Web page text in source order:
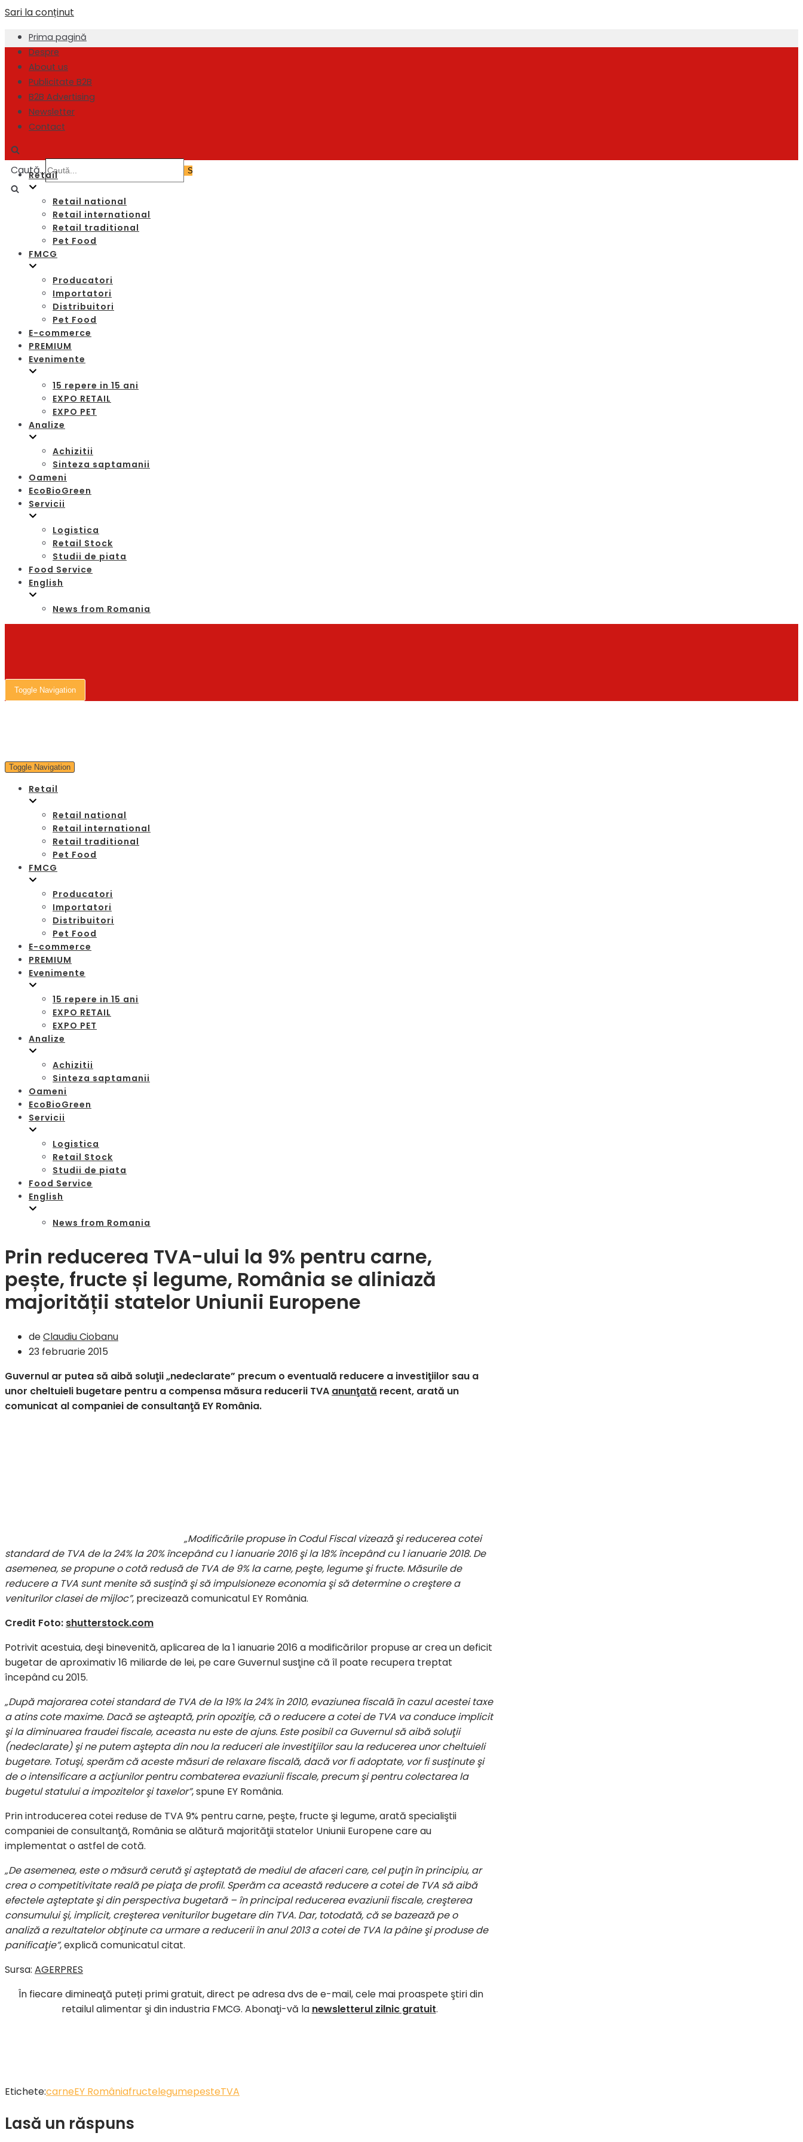
Sari la conținut
Prima pagină
Despre
About us
Publicitate B2B
B2B Advertising
Newsletter
Contact
Caută...
Retail
Retail national
Retail international
Retail traditional
Pet Food
FMCG
Producatori
Importatori
Distribuitori
Pet Food
E-commerce
PREMIUM
Evenimente
15 repere in 15 ani
EXPO RETAIL
EXPO PET
Analize
Achizitii
Sinteza saptamanii
Oameni
EcoBioGreen
Servicii
Logistica
Retail Stock
Studii de piata
Food Service
English
News from Romania
Toggle Navigation
Toggle Navigation
Retail
Retail national
Retail international
Retail traditional
Pet Food
FMCG
Producatori
Importatori
Distribuitori
Pet Food
E-commerce
PREMIUM
Evenimente
15 repere in 15 ani
EXPO RETAIL
EXPO PET
Analize
Achizitii
Sinteza saptamanii
Oameni
EcoBioGreen
Servicii
Logistica
Retail Stock
Studii de piata
Food Service
English
News from Romania
Prin reducerea TVA-ului la 9% pentru carne,
pește, fructe și legume, România se aliniază
majorității statelor Uniunii Europene
deClaudiu Ciobanu
23 februarie 2015
Guvernul ar putea să aibă soluţii „nedeclarate” precum o eventuală reducere a investiţiilor sau a
unor cheltuieli bugetare pentru a compensa măsura reducerii TVA anunţată recent, arată un
comunicat al companiei de consultanţă EY România.
„Modificările propuse în Codul Fiscal vizează şi reducerea cotei
standard de TVA de la 24% la 20% începând cu 1 ianuarie 2016 şi la 18% începând cu 1 ianuarie 2018. De
asemenea, se propune o cotă redusă de TVA de 9% la carne, peşte, legume şi fructe. Măsurile de
reducere a TVA sunt menite să susţină şi să impulsioneze economia şi să determine o creştere a
veniturilor clasei de mijloc”, precizează comunicatul EY România.
Credit Foto: shutterstock.com
Potrivit acestuia, deşi binevenită, aplicarea de la 1 ianuarie 2016 a modificărilor propuse ar crea un deficit
bugetar de aproximativ 16 miliarde de lei, pe care Guvernul susţine că îl poate recupera treptat
începând cu 2015.
„După majorarea cotei standard de TVA de la 19% la 24% în 2010, evaziunea fiscală în cazul acestei taxe
a atins cote maxime. Dacă se aşteaptă, prin opoziţie, că o reducere a cotei de TVA va conduce implicit
şi la diminuarea fraudei fiscale, aceasta nu este de ajuns. Este posibil ca Guvernul să aibă soluţii
(nedeclarate) şi ne putem aştepta din nou la reduceri ale investiţiilor sau la reducerea unor cheltuieli
bugetare. Totuşi, sperăm că aceste măsuri de relaxare fiscală, dacă vor fi adoptate, vor fi susţinute şi
de o intensificare a acţiunilor pentru combaterea evaziunii fiscale, precum şi pentru colectarea la
bugetul statului a impozitelor şi taxelor”, spune EY România.
Prin introducerea cotei reduse de TVA 9% pentru carne, peşte, fructe şi legume, arată specialiştii
companiei de consultanţă, România se alătură majorităţii statelor Uniunii Europene care au
implementat o astfel de cotă.
„De asemenea, este o măsură cerută şi aşteptată de mediul de afaceri care, cel puţin în principiu, ar
crea o competitivitate reală pe piaţa de profil. Sperăm ca această reducere a cotei de TVA să aibă
efectele aşteptate şi din perspectiva bugetară – în principal reducerea evaziunii fiscale, creşterea
consumului şi, implicit, creşterea veniturilor bugetare din TVA. Dar, totodată, că se bazează pe o
analiză a rezultatelor obţinute ca urmare a reducerii în anul 2013 a cotei de TVA la pâine şi produse de
panificaţie”, explică comunicatul citat.
Sursa: AGERPRES
În fiecare dimineaţă puteți primi gratuit, direct pe adresa dvs de e-mail, cele mai proaspete ştiri din
retailul alimentar şi din industria FMCG. Abonaţi-vă la newsletterul zilnic gratuit.
Etichete:carneEY RomâniafructelegumepesteTVA
Lasă un răspuns